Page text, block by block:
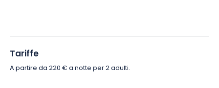
rosa delicatamente sparsi e un bouquet di fiori
Dopo una notte di sonno tranquillo, svegliatevi dolcemente e
Tariffe
A partire da 220 € a notte per 2 adulti.